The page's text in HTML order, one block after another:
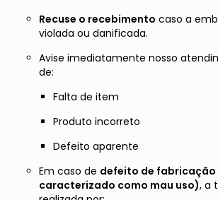
Recuse o recebimento caso a
violada ou danificada.
Avise imediatamente nosso
de:
Falta de item
Produto incorreto
Defeito aparente
Em caso de defeito de fabricação
caracterizado como mau uso), a